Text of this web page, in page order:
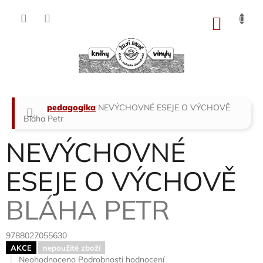
Domů
pedagogika NEVÝCHOVNÉ ESEJE O VÝCHOVĚ
Bláha Petr
NEVÝCHOVNÉ
ESEJE O VÝCHOVĚ
BLÁHA PETR
9788027055630
AKCE nepoužité zboží
Průměrné
Neohodnoceno Podrobnosti hodnocení